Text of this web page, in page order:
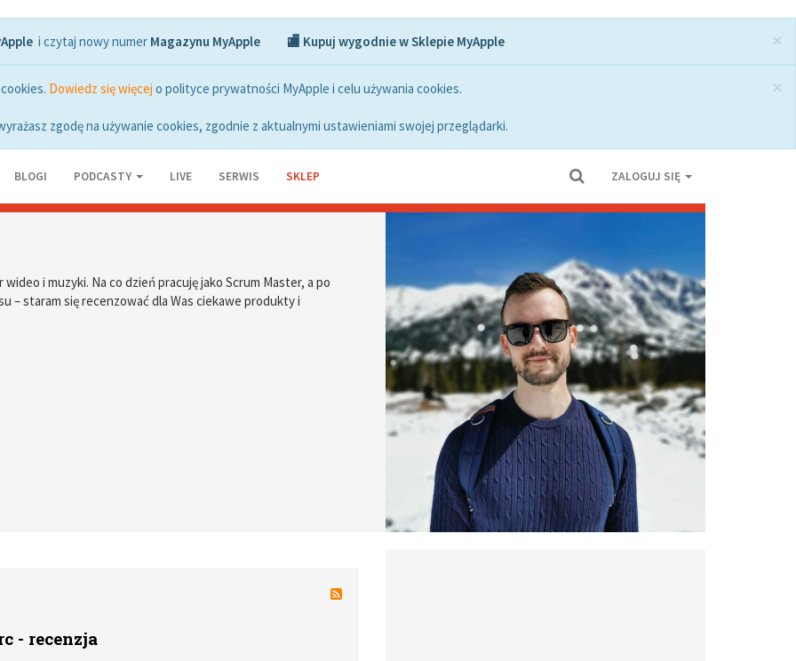
×
i czytaj nowy numer Magazynu MyApple 🏬 Kupuj wygodnie w Sklepie MyApple
×
Dowiedz się więcej o polityce prywatności MyApple i celu używania cookies.
zgodę na używanie cookies, zgodnie z aktualnymi ustawieniami swojej przeglądarki.
BLOGI PODCASTY LIVE SERWIS SKLEP ZALOGUJ SIĘ
i muzyki. Na co dzień pracuję jako Scrum Master, a po
– staram się recenzować dla Was ciekawe produkty i
- recenzja